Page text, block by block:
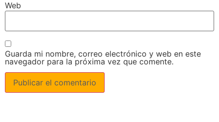
Web
Guarda mi nombre, correo electrónico y web en este
navegador para la próxima vez que comente.